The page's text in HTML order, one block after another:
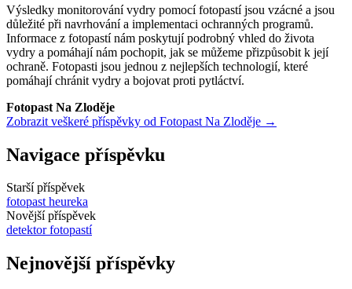
Výsledky monitorování vydry pomocí fotopastí jsou vzácné a jsou
důležité při navrhování a implementaci ochranných programů.
Informace z fotopastí nám poskytují podrobný vhled do života
vydry a pomáhají nám pochopit, jak se můžeme přizpůsobit k její
ochraně. Fotopasti jsou jednou z nejlepších technologií, které
pomáhají chránit vydry a bojovat proti pytláctví.
Fotopast Na Zloděje
Zobrazit veškeré příspěvky od Fotopast Na Zloděje →
Navigace příspěvku
Starší příspěvek
fotopast heureka
Novější příspěvek
detektor fotopastí
Nejnovější příspěvky